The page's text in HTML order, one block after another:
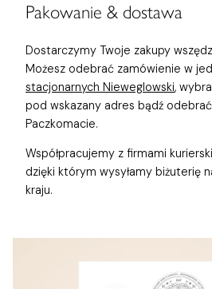
Pakowanie & dostawa
Dostarczymy Twoje zakupy
Możesz odebrać zamówienie w
stacjonarnych Nieweglowski,
pod wskazany adres bądź
Paczkomacie.
Współpracujemy z firmami
dzięki którym wysyłamy biżuterię
kraju.